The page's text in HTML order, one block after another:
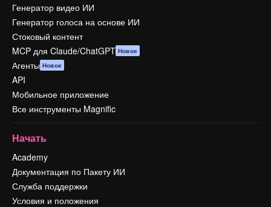
Генератор видео ИИ
Генератор голоса на основе ИИ
Стоковый контент
MCP для Claude/ChatGPT Новое
Агенты Новое
API
Мобильное приложение
Все инструменты Magnific
Начать
Academy
Документация по Пакету ИИ
Служба поддержки
Условия и положения